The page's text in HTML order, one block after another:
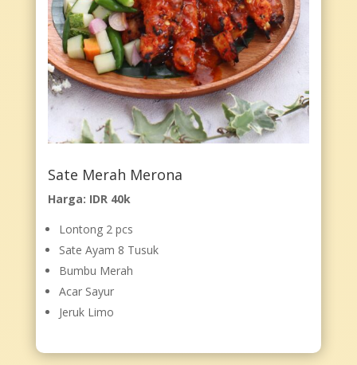
Sate Merah Merona
Harga: IDR 40k
Lontong 2 pcs
Sate Ayam 8 Tusuk
Bumbu Merah
Acar Sayur
Jeruk Limo